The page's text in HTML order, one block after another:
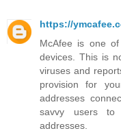
https://
McAfee is one
devices. This is
viruses and
provision for
addresses
savvy users to
addresses.